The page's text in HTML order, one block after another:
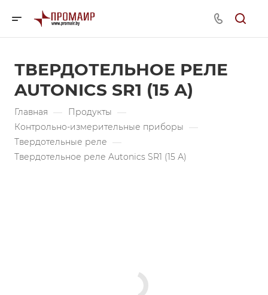
ТВЕРДОТЕЛЬНОЕ РЕЛЕ
AUTONICS SR1 (15 А)
Главная — Продукты —
Контрольно-измерительные приборы —
Твердотельные реле —
Твердотельное реле Autonics SR1 (15 А)